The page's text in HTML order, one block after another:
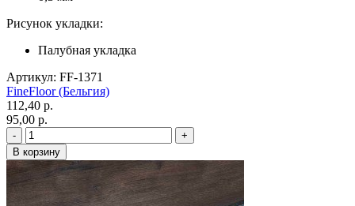
Рисунок укладки:
Палубная укладка
Артикул: FF-1371
FineFloor (Бельгия)
112,40 p.
95,00 p.